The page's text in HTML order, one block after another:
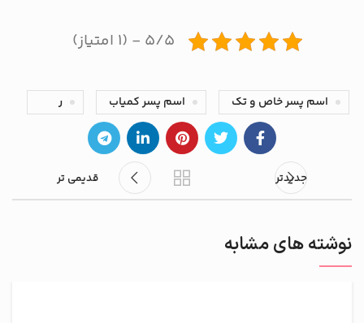
۵/۵ - (۱ امتیاز)
اسم پسر خاص و تک اسم پسر کمیاب ر
جدیدتر قدیمی تر
نوشته های مشابه